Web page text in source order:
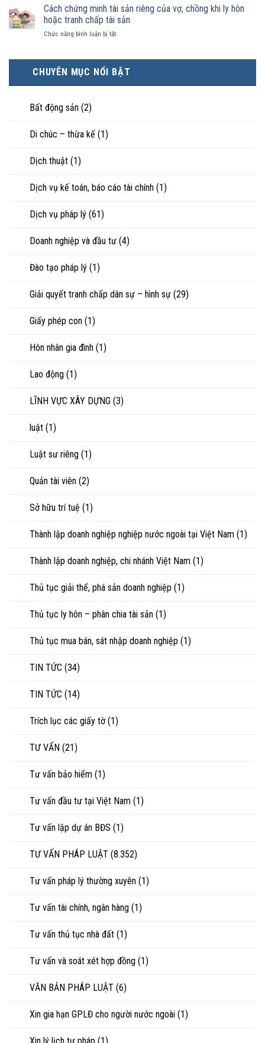
là
hôn
tài
sản
như
nào?
kinh
tế
hơn
trực
tiếp
nuôi
ly
hôn
khi
hôn
hạnh
phúc:
Góc
Cách chứng minh tài sản riêng của vợ, chồng khi ly hôn
hoặc tranh chấp tài sản
Chức năng bình luận bị tắtở
tài
sản
chấp
CHUYÊN MỤC NỔI BẬT
Bất động sản (2)
Di chúc – thừa kế (1)
Dịch thuật (1)
Dịch vụ kế toán, báo cáo tài chính (1)
Dịch vụ pháp lý (61)
Doanh nghiệp và đầu tư (4)
Đào tạo pháp lý (1)
Giải quyết tranh chấp dân sự – hình sự (29)
Giấy phép con (1)
Hôn nhân gia đình (1)
Lao động (1)
LĨNH VỰC XÂY DỰNG (3)
luật (1)
Luật sư riêng (1)
Quản tài viên (2)
Sở hữu trí tuệ (1)
Thành lập doanh nghiệp nghiệp nước ngoài tại Việt Nam (1)
Thành lập doanh nghiệp, chi nhánh Việt Nam (1)
Thủ tục giải thể, phá sản doanh nghiệp (1)
Thủ tục ly hôn – phân chia tài sản (1)
Thủ tục mua bán, sát nhập doanh nghiệp (1)
TIN TỨC (34)
TIN TỨC (14)
Trích lục các giấy tờ (1)
TƯ VẤN (21)
Tư vấn bảo hiểm (1)
Tư vấn đầu tư tại Việt Nam (1)
Tư vấn lập dự án BĐS (1)
TƯ VẤN PHÁP LUẬT (8.352)
Tư vấn pháp lý thường xuyên (1)
Tư vấn tài chính, ngân hàng (1)
Tư vấn thủ tục nhà đất (1)
Tư vấn và soát xét hợp đồng (1)
VĂN BẢN PHÁP LUẬT (6)
Xin gia hạn GPLĐ cho người nước ngoài (1)
Xin lý lịch tư pháp (1)